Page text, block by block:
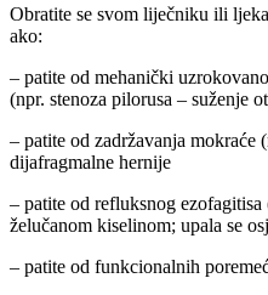
Obratite se svom liječniku ili
ako:
– patite od mehanički
(npr. stenoza pilorusa – suženje
– patite od zadržavanja mokraće
dijafragmalne hernije
– patite od refluksnog
želučanom kiselinom; upala se
– patite od funkcionalnih